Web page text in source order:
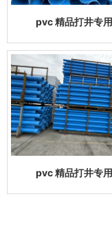
pvc 精品打井专
pvc 精品打井专